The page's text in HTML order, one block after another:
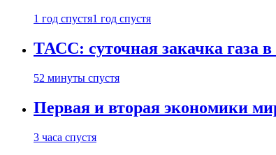
1 год спустя1 год спустя
ТАСС: суточная закачка газа
52 минуты спустя
Первая и вторая экономики
3 часа спустя